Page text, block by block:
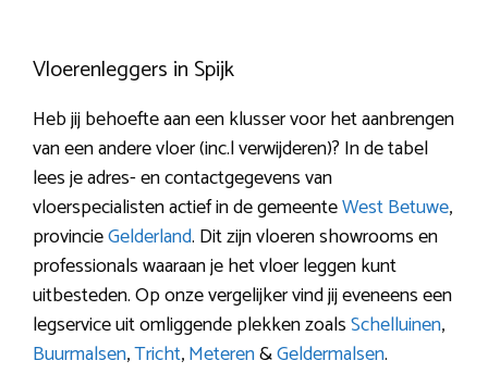
Vloerenleggers in Spijk
Heb jij behoefte aan een klusser voor het aanbrengen
van een andere vloer (inc.l verwijderen)? In de tabel
lees je adres- en contactgegevens van
vloerspecialisten actief in de gemeenteWest Betuwe,
provincieGelderland. Dit zijn vloeren showrooms en
professionals waaraan je het vloer leggen kunt
uitbesteden. Op onze vergelijker vind jij eveneens een
legservice uit omliggende plekken zoalsSchelluinen,
Buurmalsen,Tricht,Meteren&Geldermalsen.